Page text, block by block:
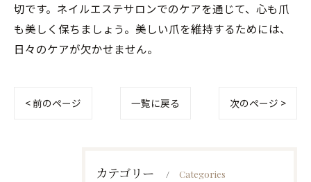
切です。ネイルエステサロンでのケアを通じて、心も爪
も美しく保ちましょう。美しい爪を維持するためには、
日々のケアが欠かせません。
< 前のページ 一覧に戻る 次のページ >
カテゴリー Categories